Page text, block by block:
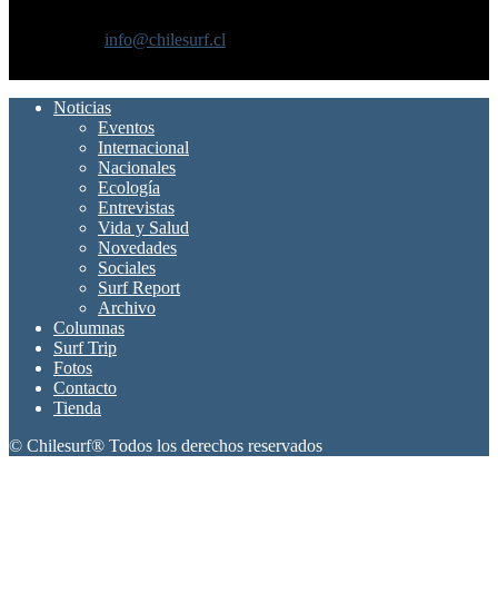
info@chilesurf.cl
Noticias
Eventos
Internacional
Nacionales
Ecología
Entrevistas
Vida y Salud
Novedades
Sociales
Surf Report
Archivo
Columnas
Surf Trip
Fotos
Contacto
Tienda
© Chilesurf® Todos los derechos reservados